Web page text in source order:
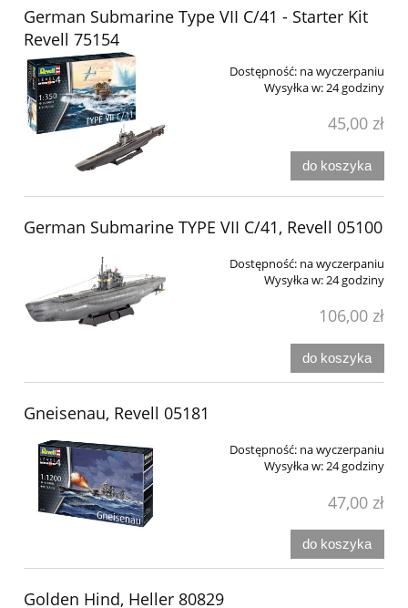
German Submarine Type VII C/41 - Starter Kit
Revell 75154
Dostępność: na wyczerpaniu
Wysyłka w: 24 godziny
45,00 zł
do koszyka
German Submarine TYPE VII C/41, Revell 05100
Dostępność: na wyczerpaniu
Wysyłka w:24 godziny
106,00 zł
do koszyka
Gneisenau, Revell 05181
Dostępność: na wyczerpaniu
Wysyłka w:24 godziny
47,00 zł
do koszyka
Golden Hind, Heller 80829